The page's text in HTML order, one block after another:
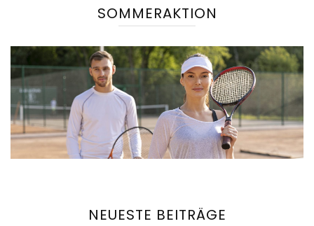
SOMMERAKTION
NEUESTE BEITRÄGE